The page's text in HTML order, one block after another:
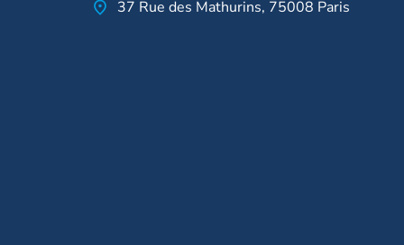
37 Rue des Mathurins, 75008 Paris